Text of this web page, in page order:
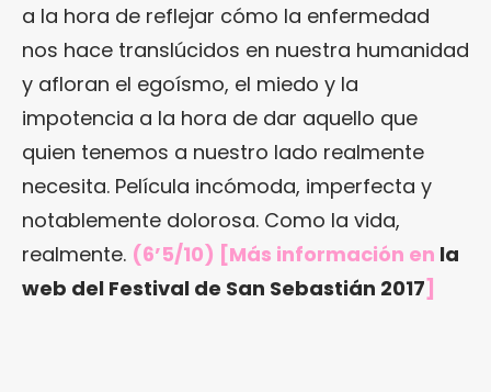
a la hora de reflejar cómo la enfermedad
nos hace translúcidos en nuestra humanidad
y afloran el egoísmo, el miedo y la
impotencia a la hora de dar aquello que
quien tenemos a nuestro lado realmente
necesita. Película incómoda, imperfecta y
notablemente dolorosa. Como la vida,
realmente. (6’5/10) [Más información en la
web del Festival de San Sebastián 2017]